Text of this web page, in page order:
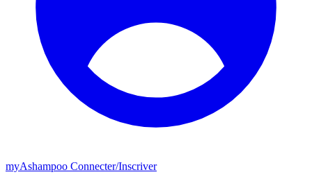
myAshampoo Connecter/Inscriver